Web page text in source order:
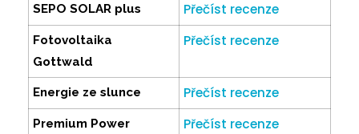
SEPO SOLAR plus Přečíst recenze
Fotovoltaika
Gottwald
Přečíst recenze
Energie ze slunce Přečíst recenze
Premium Power Přečíst recenze